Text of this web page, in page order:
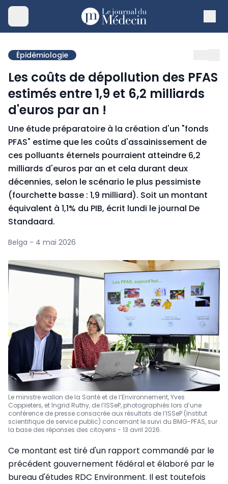
Épidémiologie
Les coûts de dépollution des PFAS
estimés entre 1,9 et 6,2 milliards
d'euros par an !
Une étude préparatoire à la création d'un "fonds
PFAS" estime que les coûts d'assainissement de
ces polluants éternels pourraient atteindre 6,2
milliards d'euros par an et cela durant deux
décennies, selon le scénario le plus pessimiste
(fourchette basse : 1,9 milliard). Soit un montant
équivalent à 1,1% du PIB, écrit lundi le journal De
Standaard.
Belga - 4 mai 2026
Le ministre wallon de la Santé et de l’Environnement, Yves
Coppieters, et Ingrid Ruthy, de l’ISSeP, photographiés lors d’une
conférence de presse consacrée aux résultats de l’ISSeP (Institut
scientifique de service public) concernant le suivi du BMG-PFAS, sur
la base des réponses des citoyens - 13 avril 2026.
Ce montant est tiré d'un rapport commandé par le
précédent gouvernement fédéral et élaboré par le
bureau d'études RDC Environment. Il est toutefois